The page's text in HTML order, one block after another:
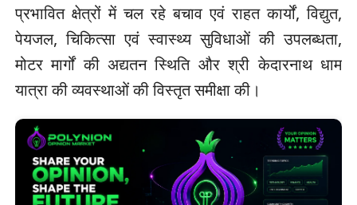
प्रभावित क्षेत्रों में चल रहे बचाव एवं राहत कार्यों, विद्युत,
पेयजल, चिकित्सा एवं स्वास्थ्य सुविधाओं की उपलब्धता,
मोटर मार्गों की अद्यतन स्थिति और श्री केदारनाथ धाम
यात्रा की व्यवस्थाओं की विस्तृत समीक्षा की।